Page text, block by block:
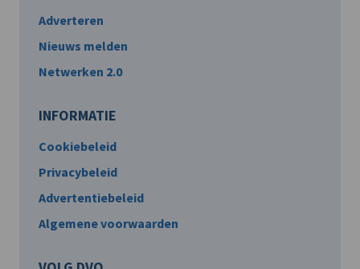
Adverteren
Nieuws melden
Netwerken 2.0
INFORMATIE
Cookiebeleid
Privacybeleid
Advertentiebeleid
Algemene voorwaarden